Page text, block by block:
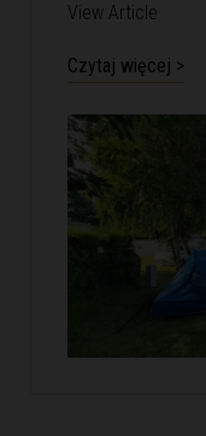
View Article
Czytaj więcej >